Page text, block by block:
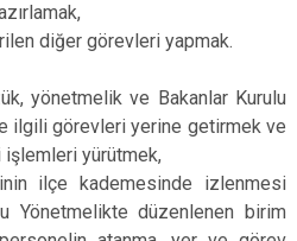
diğer görevleri yapmak.
yönetmelik ve Bakanlar Kurulu
ilgili görevleri yerine getirmek ve
işlemleri yürütmek,
ilçe kademesinde izlenmesi
düzenlenen birim